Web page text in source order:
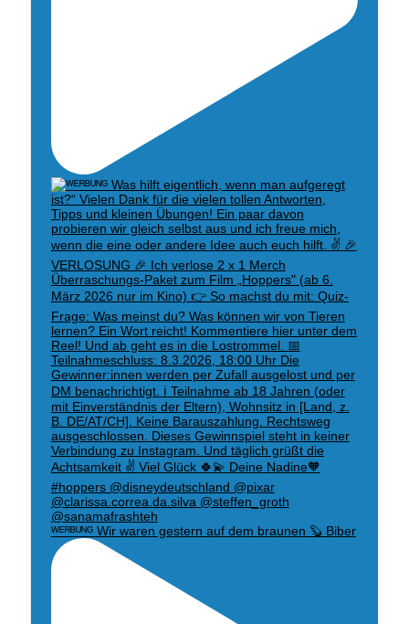
ᵂᴱᴿᴮᵁᴺᴳ Wir waren gestern auf dem braunen 🦫 Biber